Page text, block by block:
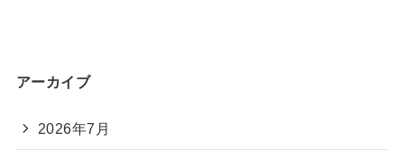
アーカイブ
2026年7月